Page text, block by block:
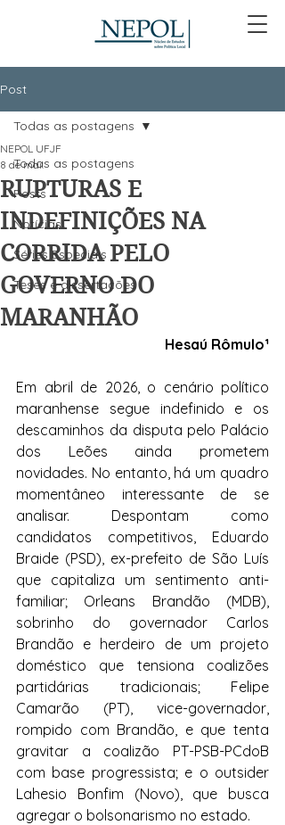
Post
Todas as postagens
Posts
Notícias
Séries Especiais
Teses e dissertações
Todas as postagens
RUPTURAS E
INDEFINIÇÕES NA
CORRIDA PELO
GOVERNO DO
MARANHÃO
NEPOL UFJF
8 de mai.
Hesaú Rômulo¹
Em abril de 2026, o cenário político
maranhense segue indefinido e os
descaminhos da disputa pelo Palácio
dos Leões ainda prometem
novidades. No entanto, há um quadro
momentâneo interessante de se
analisar. Despontam como
candidatos competitivos, Eduardo
Braide (PSD), ex-prefeito de São Luís
que capitaliza um sentimento anti-
familiar; Orleans Brandão (MDB),
sobrinho do governador Carlos
Brandão e herdeiro de um projeto
doméstico que tensiona coalizões
partidárias tradicionais; Felipe
Camarão (PT), vice-governador,
rompido com Brandão, e que tenta
gravitar a coalizão PT-PSB-PCdoB
com base progressista; e o outsider
Lahesio Bonfim (Novo), que busca
agregar o bolsonarismo no estado.